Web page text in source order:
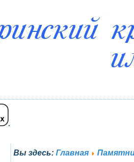
.
Вы здесь: Главная